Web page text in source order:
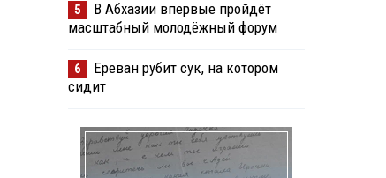
5
В Абхазии впервые пройдёт
масштабный молодёжный форум
6
Ереван рубит сук, на котором
сидит